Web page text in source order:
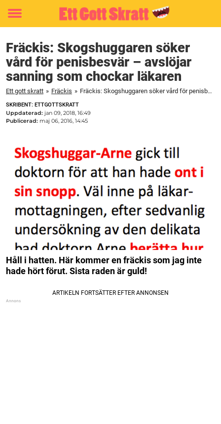
Toggle
Fräckis: Skogshuggaren söker
vård för penisbesvär – avslöjar
sanning som chockar läkaren
Ett gott skratt » Fräckis » Fräckis: Skogshuggaren söker vård för penisbesvär – avslöjar sanning som chockar läkaren
SKRIBENT: ETTGOTTSKRATT
Uppdaterad: jan 09, 2018, 16:49
Publicerad: maj 06, 2016, 14:45
Håll i hatten. Här kommer en fräckis som jag inte
hade hört förut. Sista raden är guld!